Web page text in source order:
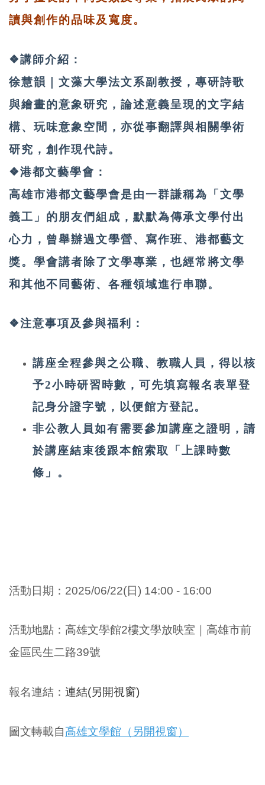
讀與創作的品味及寬度。
❖講師介紹：
徐慧韻
文藻大學法文系副教授，專研詩歌
與繪畫的意象研究，論述意義呈現的文字結
構、玩味意象空間，亦從事翻譯與相關學術
研究，創作現代詩。
❖港都文藝學會：
高雄市港都文藝學會是由一群謙稱為「文學
義工」的朋友們組成，默默為傳承文學付出
心力，曾舉辦過文學營、寫作班、港都藝文
獎。學會講者除了文學專業，也經常將文學
和其他不同藝術、各種領域進行串聯。
❖注意事項及參與福利：
講座全程參與之公職、教職人員，得以核
予2小時研習時數，可先填寫報名表單登
記身分證字號，以便館方登記。
非公教人員如有需要參加講座之證明，請
於講座結束後跟本館索取「上課時數
條」。
活動日期： 2025/06/22(日) 14:00 - 16:00
活動地點 ： 高雄文學館2樓文學放映室｜ 高雄市前
金區民生二路39號
報名連結： 連結(另開視窗)
圖文轉載自高雄文學館（另開視窗）